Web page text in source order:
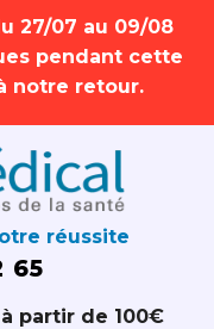
27/07 au 09/08
pendant cette
notre retour.
réussite
65
à partir de 100€